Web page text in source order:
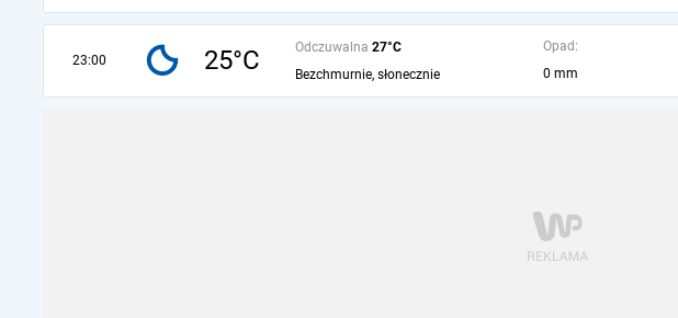
23:00 25°C Odczuwalna 27°C
Bezchmurnie, słonecznie
Opad:
0 mm